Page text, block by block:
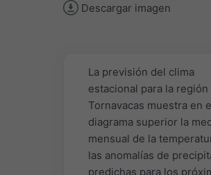
Descargar imagen
La previsión del clima
estacional para la región
Tornavacas muestra en
diagrama superior la
mensual de la
las anomalías de
predichas para los